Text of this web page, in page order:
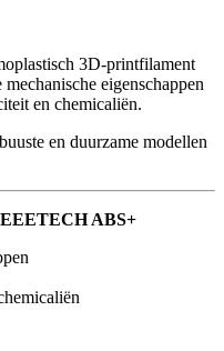
3D-printfilament
eigenschappen
en chemicaliën.
en duurzame modellen
ABS+